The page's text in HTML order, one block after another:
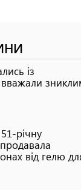
із
річну
від гелю